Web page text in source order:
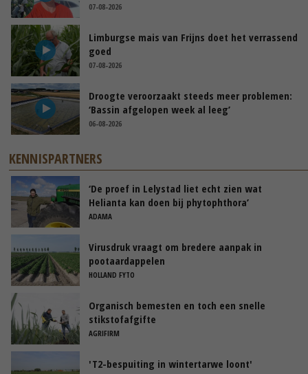
07-08-2026
Limburgse mais van Frijns doet het verrassend
goed
07-08-2026
Droogte veroorzaakt steeds meer problemen:
‘Bassin afgelopen week al leeg’
06-08-2026
KENNISPARTNERS
‘De proef in Lelystad liet echt zien wat
Helianta kan doen bij phytophthora’
ADAMA
Virusdruk vraagt om bredere aanpak in
pootaardappelen
HOLLAND FYTO
Organisch bemesten en toch een snelle
stikstofafgifte
AGRIFIRM
'T2-bespuiting in wintertarwe loont'